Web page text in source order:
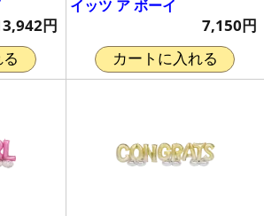
円
イッツ ア ボーイ
7,150円
カートに入れる